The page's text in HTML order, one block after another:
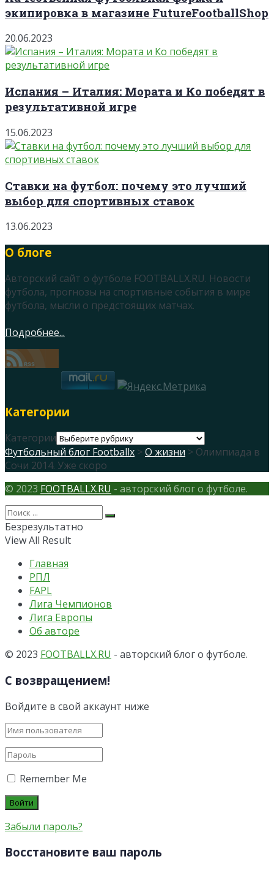
экипировка в магазине FutureFootballShop
20.06.2023
Испания – Италия: Мората и Ко победят в
результативной игре
15.06.2023
Ставки на футбол: почему это лучший
выбор для спортивных ставок
13.06.2023
О блоге
Авторский сайт о футболе FOOTBALLX.RU. Новости
футбола, прогнозы на спортивные события в мире
футбола, мысли о предстоящих матчах.
Подробнее...
Категории
Категории
Футбольный блог Footballx > О жизни > Олимпиада в
Сочи 2014. Уже скоро
© 2023 FOOTBALLX.RU - авторский блог о футболе.
Безрезультатно
View All Result
Главная
РПЛ
FAPL
Лига Чемпионов
Лига Европы
Об авторе
© 2023 FOOTBALLX.RU - авторский блог о футболе.
С возвращением!
Войдите в свой аккаунт ниже
Remember Me
Забыли пароль?
Восстановите ваш пароль